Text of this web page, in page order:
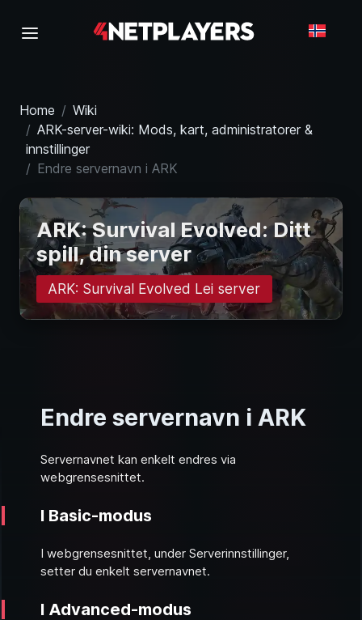
Home
Wiki
ARK-server-wiki: Mods, kart, administratorer &
innstillinger
Endre servernavn i ARK
ARK: Survival Evolved: Ditt
spill, din server
ARK: Survival Evolved Lei server
Endre servernavn i ARK
Servernavnet kan enkelt endres via
webgrensesnittet.
I Basic-modus
I webgrensesnittet, under Serverinnstillinger,
setter du enkelt servernavnet.
I Advanced-modus